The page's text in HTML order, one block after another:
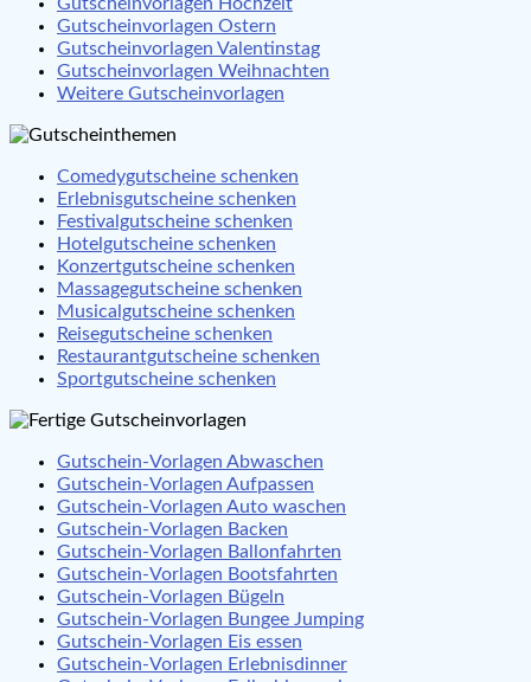
Gutscheinvorlagen Ostern
Gutscheinvorlagen Valentinstag
Gutscheinvorlagen Weihnachten
Weitere Gutscheinvorlagen
Comedygutscheine schenken
Erlebnisgutscheine schenken
Festivalgutscheine schenken
Hotelgutscheine schenken
Konzertgutscheine schenken
Massagegutscheine schenken
Musicalgutscheine schenken
Reisegutscheine schenken
Restaurantgutscheine schenken
Sportgutscheine schenken
Gutschein-Vorlagen Abwaschen
Gutschein-Vorlagen Aufpassen
Gutschein-Vorlagen Auto waschen
Gutschein-Vorlagen Backen
Gutschein-Vorlagen Ballonfahrten
Gutschein-Vorlagen Bootsfahrten
Gutschein-Vorlagen Bügeln
Gutschein-Vorlagen Bungee Jumping
Gutschein-Vorlagen Eis essen
Gutschein-Vorlagen Erlebnisdinner